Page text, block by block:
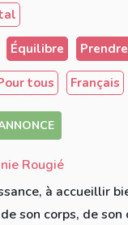
Équilibre
tous Français
Rougié
à accueillir
son corps, de